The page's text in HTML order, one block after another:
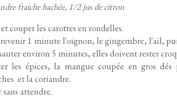
fraiche hachée, 1/2 jus de citron
couper les carottes en rondelles.
1 minute l'oignon, le gingembre, l'ail,
environ 5 minutes, elles doivent rester
les épices, la mangue coupée en gros
et la coriandre.
sans attendre.